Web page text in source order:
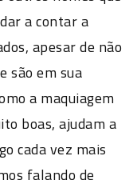
a contar a
apesar de não
são em sua
a maquiagem
boas, ajudam a
cada vez mais
falando de